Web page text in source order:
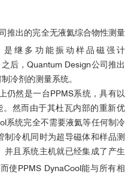
推出的完全无液氦综合物性测量
是继多功能振动样品磁强计
后，Quantum Design公司推出
冷剂的测量系统。
仍然是一台PPMS系统，具有以
然而由于其杜瓦内部的重新优
系统完全不需要液氦等任何制冷
冷机同时为超导磁体和样品测
并且系统主机就已经集成了产生
使PPMS DynaCool能与所有相